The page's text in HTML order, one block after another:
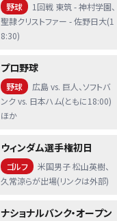
野球
1回戦 東筑 - 神村学園、
聖隷クリストファー - 佐野日大(1
8:30)
プロ野球
野球
広島 vs. 巨人、ソフトバ
ンク vs. 日本ハム(ともに18:00)
ほか
ウィンダム選手権初日
ゴルフ
米国男子 松山英樹、
久常涼らが出場(リンクは外部)
ナショナルバンク・オープン